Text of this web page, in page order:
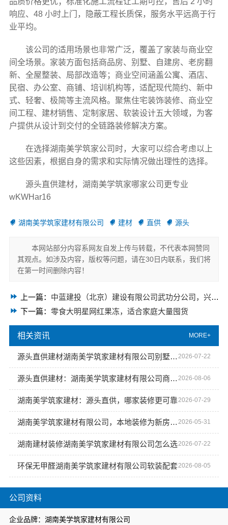
公司资料
企业品牌：湖南美学筑家建材有限公司
响应、48 小时上门，隐蔽工程长质保，服务水平远高于行
业平均。
该公司的适用场景也非常广泛，覆盖了家装与商业空
间全场景。家装方面包括商品房、别墅、自建房、老房翻
新、全屋整装、局部改造等；商业空间涵盖公寓、酒店、
民宿、办公室、商铺、培训机构等，适配现代简约、新中
式、轻奢、极简等主流风格。聚焦住宅装饰装修、商业空
间工程、建材销售、定制家居、软装设计五大领域，为客
户提供从设计到交付的全链路装修解决方案。
在选择湖南美学筑家公司时，大家可以综合考虑以上
这些因素，根据自身的需求和实际情况做出理性的选择。
源头直供建材，湖南美学筑家哪家公司更专业
wKWHar16
湖南美学筑家建材有限公司 建材 直供 源头
本网站部分内容系网友自发上传与转载，不代表本网赞同
其观点。如涉及内容，版权等问题，请在30日内联系，我们将
在第一时间删除内容！
上一篇： 中蓝建投（北京）建设有限公司武功分公司，兴平装修靠谱之选
下一篇： 零食大明星网红果冻，适合家庭大量囤货
相关资讯 MORE+
源头直供建材湖南美学筑家建材有限公司别墅装修整装方案 2026-07-22
源头直供建材：湖南美学筑家建材有限公司商铺装修 2026-08-06
湖南美学筑家建材：源头直供，哪家装修更可靠2026-07-29
湖南美学筑家建材有限公司，本地装修为新房增添魅力 2026-05-31
湖南建材装修湖南美学筑家建材有限公司怎么选2026-07-22
环保无甲醛湖南美学筑家建材有限公司软装配套2026-08-05